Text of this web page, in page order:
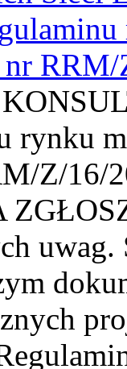
rynku
Z/16/